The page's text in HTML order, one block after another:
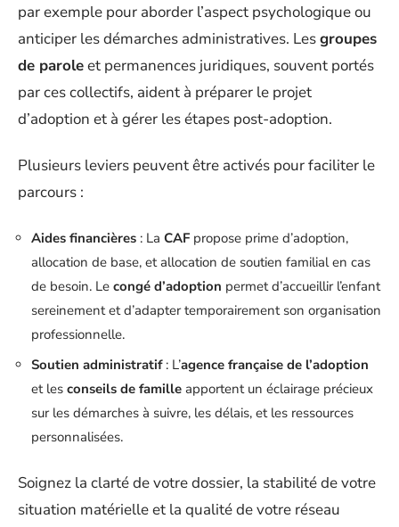
par exemple pour aborder l’aspect psychologique ou
anticiper les démarches administratives. Lesgroupes
de paroleet permanences juridiques, souvent portés
par ces collectifs, aident à préparer le projet
d’adoption et à gérer les étapes post-adoption.
Plusieurs leviers peuvent être activés pour faciliter le
parcours :
Aides financières : La CAF propose prime d’adoption,
allocation de base, et allocation de soutien familial en cas
de besoin. Le congé d’adoption permet d’accueillir l’enfant
sereinement et d’adapter temporairement son organisation
professionnelle.
Soutien administratif: L’agence française de l’adoption
et les conseils de famille apportent un éclairage précieux
sur les démarches à suivre, les délais, et les ressources
personnalisées.
Soignez la clarté de votre dossier, la stabilité de votre
situation matérielle et la qualité de votre réseau